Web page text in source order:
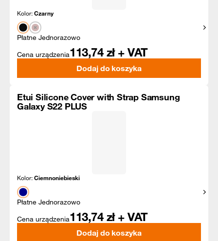
Kolor:Czarny
Płatne Jednorazowo
Cena urządzenia113,74 zł + VAT
Dodaj do koszyka
Etui Silicone Cover with Strap Samsung
Galaxy S22 PLUS
Kolor:Ciemnoniebieski
Płatne Jednorazowo
Cena urządzenia113,74 zł + VAT
Dodaj do koszyka